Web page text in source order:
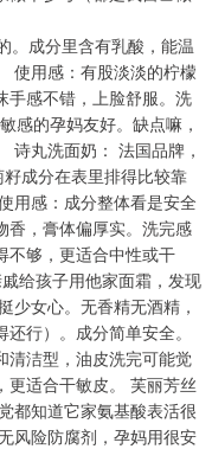
。成分里含有乳酸，能温
使用感：有股淡淡的柠檬
手感不错，上脸舒服。洗
感的孕妈友好。缺点嘛，
诗丸洗面奶： 法国品牌，
成分在表里排得比较靠
用感：成分整体看是安全
香，膏体偏厚实。洗完感
不够，更适合中性或干
给孩子用他家面霜，发现
少女心。无香精无酒精，
行）。成分简单安全。
清洁型，油皮洗完可能觉
更适合干敏皮。 芙丽芳丝
都知道它家氨基酸表活很
风险防腐剂，孕妈用很安